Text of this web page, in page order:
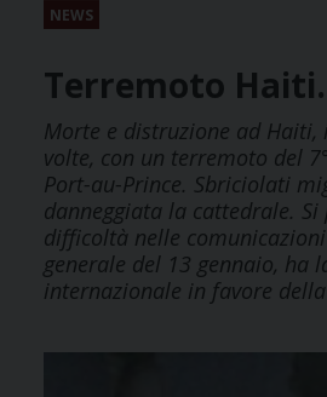
NEWS
Terremoto
Morte e distruzione ad
volte, con un terremoto del
Port-au-Prince. Sbriciolati
danneggiata la cattedrale.
difficoltà nelle
generale del 13 gennaio, ha
internazionale in favore